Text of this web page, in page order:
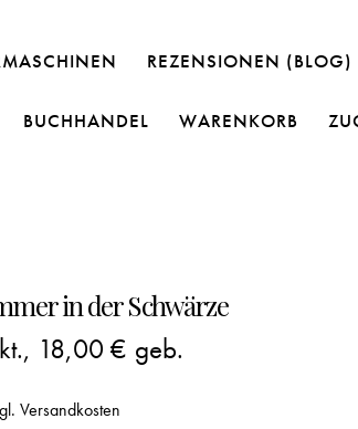
REZENSIONEN (BLOG)
BUCHHANDEL WARENKORB
in der Schwärze
kt., 18,00€ geb.
Versandkosten